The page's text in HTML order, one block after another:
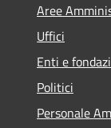
Aree
Uffici
Enti e
Politici
Personale